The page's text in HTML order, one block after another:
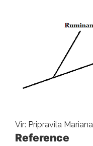
Vir: Pripravila
Reference